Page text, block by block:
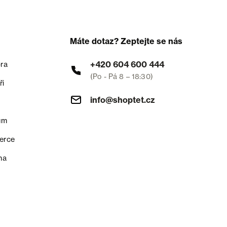
Máte dotaz? Zeptejte se nás
+420 604 600 444
(Po - Pá 8 – 18:30)
info@shoptet.cz